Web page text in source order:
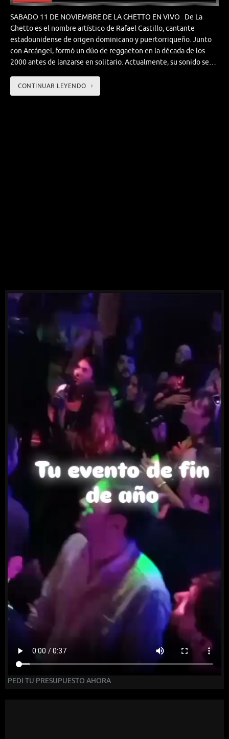
SABADO 11 DE NOVIEMBRE DE LA GHETTO EN VIVO De La
Ghetto es el nombre artístico de Rafael Castillo, cantante
estadounidense de origen dominicano y puertorriqueño. Junto
con Arcángel, formó un dúo de reggaeton en la década de los
2000 antes de lanzarse en solitario. Actualmente, su sonido se…
CONTINUAR LEYENDO
PEDI TU PRESUPUESTO AHORA